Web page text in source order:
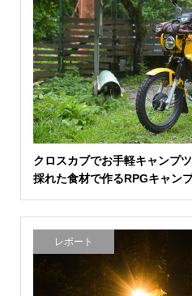
クロスカブでお手軽キャンプ
採れた食材で作るRPGキャン
レポート